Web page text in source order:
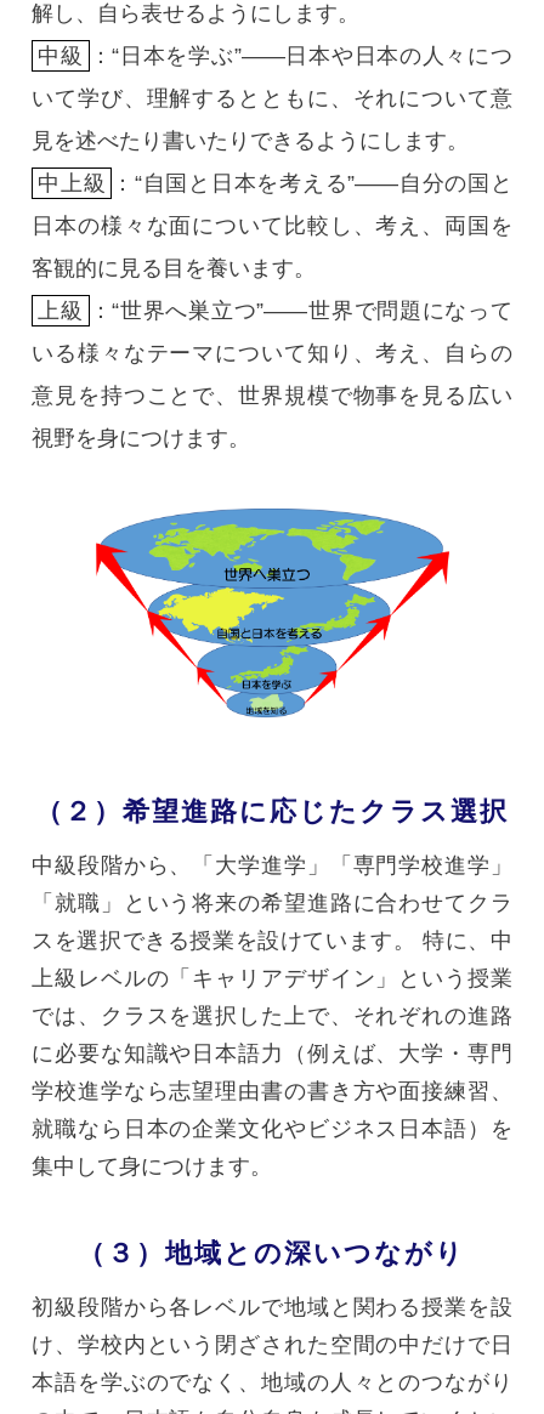
解し、自ら表せるようにします。
中級
：“日本を学ぶ”――日本や日本の人々につ
いて学び、理解するとともに、それについて意
見を述べたり書いたりできるようにします。
中上級
：“自国と日本を考える”――自分の国と
日本の様々な面について比較し、考え、両国を
客観的に見る目を養います。
上級
：“世界へ巣立つ”――世界で問題になって
いる様々なテーマについて知り、考え、自らの
意見を持つことで、世界規模で物事を見る広い
視野を身につけます。
（２）希望進路に応じたクラス選択
中級段階から、「大学進学」「専門学校進学」
「就職」という将来の希望進路に合わせてクラ
スを選択できる授業を設けています。 特に、中
上級レベルの「キャリアデザイン」という授業
では、クラスを選択した上で、それぞれの進路
に必要な知識や日本語力（例えば、大学・専門
学校進学なら志望理由書の書き方や面接練習、
就職なら日本の企業文化やビジネス日本語）を
集中して身につけます。
（３）地域との深いつながり
初級段階から各レベルで地域と関わる授業を設
け、学校内という閉ざされた空間の中だけで日
本語を学ぶのでなく、地域の人々とのつながり